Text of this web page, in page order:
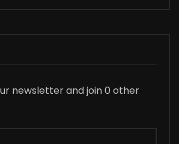
newsletter and join 0 other